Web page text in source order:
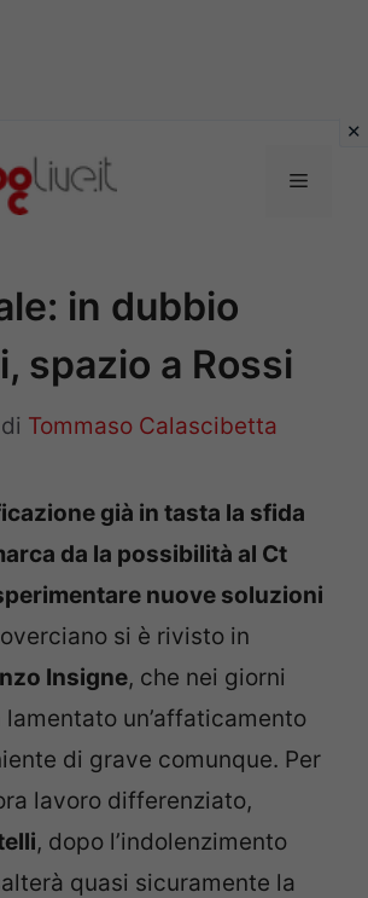
Menu
in dubbio
spazio a Rossi
di Tommaso Calascibetta
già in tasta la sfida
da la possibilità al Ct
nuove soluzioni
si è rivisto in
Insigne, che nei giorni
un’affaticamento
di grave comunque. Per
lavoro differenziato,
, dopo l’indolenzimento
quasi sicuramente la